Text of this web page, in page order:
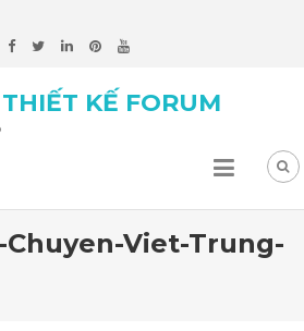
KẾ FORUM
Chuyen-Viet-Trung-